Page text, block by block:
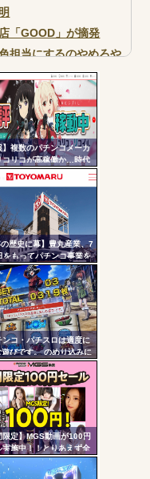
「GOOD」が摘発
担当にするのやめろや
員カードを握り潰し
ワイの人生どれくらい
思い出ｗｗｗ
】複数のパチンコメーカ
コリコが高稼働か…時代
ライトミドルだ！」
歴史に幕】豊丸産業、7
をもってパチンコ事業を
ナナシーやコマコマ倶
やウィッチブレイド…た
んの名機をありがとう
ンコ・パチスロは適度に
びです。 のめり込みに
ましょう。」←これおか
しいだろｗｗｗ
限定】MGS動画が100円
実施中！！とりあえず全
買うやろｗｗｗｗｗ